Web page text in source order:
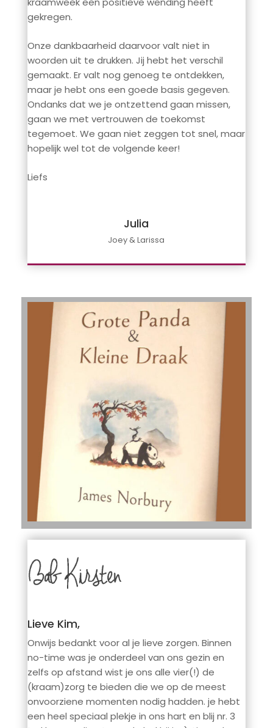
gekregen.
Onze dankbaarheid daarvoor valt niet in
woorden uit te drukken. Jij hebt het verschil
gemaakt. Er valt nog genoeg te ontdekken,
maar je hebt ons een goede basis gegeven.
Ondanks dat we je ontzettend gaan missen,
gaan we met vertrouwen de toekomst
tegemoet. We gaan niet zeggen tot snel, maar
hopelijk wel tot de volgende keer!
Liefs
Julia
Joey & Larissa
Lieve Kim,
Onwijs bedankt voor al je lieve zorgen. Binnen
no-time was je onderdeel van ons gezin en
zelfs op afstand wist je ons alle vier(!) de
(kraam)zorg te bieden die we op de meest
onvoorziene momenten nodig hadden. je hebt
een heel speciaal plekje in ons hart en blij nr. 3